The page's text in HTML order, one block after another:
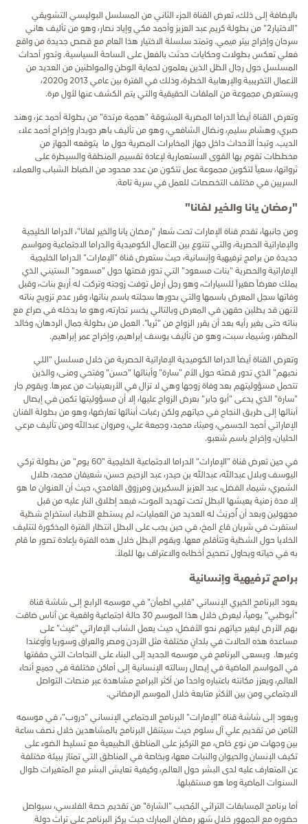
بالإضافة إلى ذلك، تعرض القناة الجزء الثاني من المسلسل البوليسي التشويقي
"الاختيار2" من بطولة كريم عبد العزيز وأحمد مكي وإياد نصار، وهو من تأليف هاني
سرحان وإخراج بيتر ميمي. وتمتد سلسلة الاختيار هذا العام مع قصص جديدة من واقع
فعلي تعكس بطولات وحكايات حدثت بالفعل على الساحة السياسية. وتدور أحداث
المسلسل حول رجال الظل الذين يعلمون لحماية الوطن والمواطنين من العديد من
الأعمال التخريبية والإرهابية الخطرة، وذلك في الفترة بين عامي 2013 و2020،
ويستعرض مجموعة من الملفات الحقيقية والتي يتم الكشف عنها لأول مرة.
وتعرض القناة أيضاً الدراما المصرية المشوقة "هجمة مرتدة" من بطولة أحمد عز، وهند
صبري، وهشام سليم، ونضال الشافعي، وهو من تأليف باهر دويدار وإخراج أحمد علاء
الديب. وتبدأ الأحداث داخل جهاز المخابرات المصرية حول ما يتوقعه الجهاز من
مخططات تقوم بها القوى الاستعمارية لإعادة تقسيم المنطقة والسيطرة على
ثرواتها، سعياً لتكوين مجموعة عمل تتكون من عدد محدود من الضباط الشباب والعملاء
السريين في مختلف التخصصات للعمل في سرية تامة.
"رمضان يانا والخير لفانا"
ومن جانبها، تقدم قناة الإمارات تحت شعار "رمضان يانا والخير لفانا"، الدراما الخليجية
والإماراتية الحصرية، والتي تتنوع بين الأعمال الكوميدية والدراما الاجتماعية ومواسم
جديدة من برامج ترفيهية وإنسانية، حيثستعرض قناة "الإمارات" الدراما الخليجية
الإماراتية والحصرية "بنات مسعود" التي تدور قصتها حول "مسعود" الستيني الذي
يملك معرضاً صغيراً للسيارات، وهو رجل أرمل توفت زوجته وتركت له أربع بنات، وقبل
وفاتها سجل المعرض باسمها والتي بدورها سجلته باسم بناتها، وقرر عدم تزويج بناته
لأنهن قد يطلبن حقهن في المعرض وبالتالي يخسر تجارته، وهو ما يدخله في صراع مع
بناته حتى يغير رأيه بعد أن يقرر الزواج من "ثريا". العمل من بطولة جمال الردهان، وخالد
المظفر، وشيماء سبت، وهو من تأليف يوسف إبراهيم، وإخراج عمر إبراهيم.
وتعرض القناة أيضاً الدراما الكوميدية الإماراتية الحصرية من خلال مسلسل "اللي
نحبهم" الذي تدور قصته حول الأم "سارة" وأبنائها "حسن" وفتحي ومنى، والذين
تتحمل مسؤوليتهم بعد وفاة زوجها وهي لا تزال في الأربعينيات من عمرها. ويقوم جار
"سارة" الذي يدعى "أبو جابر" بعرض الزواج عليها، إلا أن مسؤوليتها تكمن في إيصال
أبنائها إلى طريق النجاح في حياتهم ولكن رغبات أبنائها تعارضها، وهو من بطولة الفنان
الإماراتي أحمد الجسمي، وميثاء محمد، وجمعة علي، ومروان عبدالله ومن تأليف مرعي
الحليان، وإخراج باسم شعبو.
في حين تعرض قناة "الإمارات" الدراما الاجتماعية الخليجية "60 يوم" من بطولة تركي
اليوسف وبلال عبدالله، عبدالله بن حيدر، عبد الرحيم حسن، شعيفان محمد، طلال
الشمري، شيماء الفضل، عبد العزيز السكيرين ومرزوق الغامدي، حيث أن العنوان ما هو
إلا مدة زمنية يعيشها البطل تحت تهديد الموت، فبعد إطلاق النار عليه من قبل
مجهولين وبعد أن أُجريَتْ له العديد من العمليات، لم يستطع الأطباء استخراج شظية
استقرت في شريان قاع المخ، في حين يجب على البطل انتظار الفترة المذكورة لتتليف
الخلايا حول الشظية وتتأقلم معها. ويقوم البطل خلال هذه الفترة بإعادة تصور ما قام
به في حياته ويحاول تصحيح أخطاءه والاعتراف بها للملأ.
برامج ترفيهية وإنسانية
يعود البرنامج الخيري الإنساني "قلبي اطمأن" في موسمه الرابع إلى شاشة قناة
"أبوظبي" يومياً، ليعرض خلال هذا الموسم 30 حالة اجتماعية واقعية عن أناس ضاقت
بهم الأرض ليغير حياتهم نحو الأفضل، حيث يعمل الشاب الإماراتي "غيث" على
مساعدة هذه الحالات في بلدانٍ مختلفة مثل الأردن ومصر والعراق وسوريا وأوغندا
وغيرها. ويسعى البرنامج في موسمه الجديد إلى البناء على النجاحات التي حققتها
في المواسم الماضية في إيصال رسالته الإنسانية إلى أماكن مختلفة في جميع أنحاء
العالم، ويعزز مكانته باعتباره واحداً من أكثر البرامج مشاهدة عبر منصات التواصل
الاجتماعي ومن بين الأكثر متابعة خلال الموسم الرمضاني.
ويعود إلى شاشة قناة "الإمارات" البرنامج الاجتماعي الإنساني "دروب"، في موسمه
الثامن من تقديم علي آل سلوم حيث سيتنقل البرنامج بالمشاهدين خلال نصف ساعة
بين وجهات من نوع خاص، مع التركيز على المناطق الطبيعية مع تسليط الضوء على
تكيف الإنسان والحيوان والنبات معها، وبخاصة في المناطق التي تمتاز ببيئة مختلفة
عن المتعارف عليه لدى البشر حول العالم، وكيفية تعايش البشر مع المتغيرات طوال
السنوات الماضية وما هو مستقبلها.
أما برنامج المسابقات التراثي المُحبب "الشارة" من تقديم حصة الفلاسي، سيواصل
حضوره مع الجمهور خلال شهر رمضان المبارك حيث يركز البرنامج على تراث دولة